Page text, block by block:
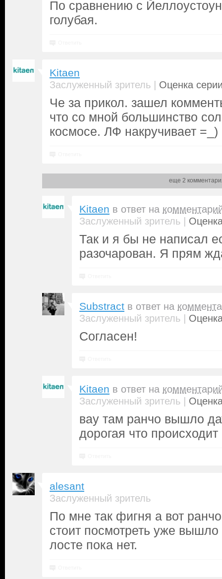
По сравнению с
голубая.
Kitaen
Заслуженный зритель | Оценка
Че за прикол. зашел
что со мной большинство
космосе. ЛФ накручивает =_)
еще 2
Kitaen в ответ на
Заслуженный зритель |
Так и я бы не написал
разочарован. Я прям
Substract в ответ на
Заслуженный зритель |
Согласен!
Kitaen в ответ на
Заслуженный зритель |
вау там ранчо вышло
дорогая что происходит
alesant
Заслуженный зритель
По мне так фигня а вот
стоит посмотреть уже
лосте пока нет.